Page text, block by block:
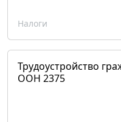
Налоги
Трудоустройство
ООН 2375